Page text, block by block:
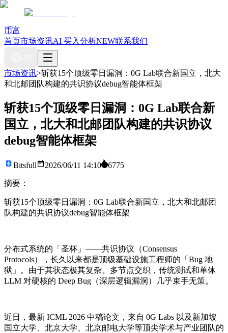
币富
首页市场资讯AI 买入分析NEW联系我们
市场资讯>斩获15个顶级零日漏洞：0G Lab联合新国立，北大
和北邮团队构建的共识协议debug智能体框架
斩获15个顶级零日漏洞：0G Lab联合新
国立，北大和北邮团队构建的共识协议
debug智能体框架
Bitsfull 2026/06/11 14:10 6775
摘要：
斩获15个顶级零日漏洞：0G Lab联合新国立，北大和北邮团
队构建的共识协议debug智能体框架
分布式系统的「圣杯」——共识协议（Consensus
Protocols），长久以来都是顶级基础设施工程师的「Bug 地
狱」。由于其状态极其复杂、多节点交织，传统测试和单体
LLM 对硬核的 Deep Bug（深层逻辑漏洞）几乎束手无策。
近日，最新 ICML 2026 中稿论文，来自 0G Labs 以及新加坡
国立大学、北京大学、北京邮电大学等顶尖学术与产业团队的